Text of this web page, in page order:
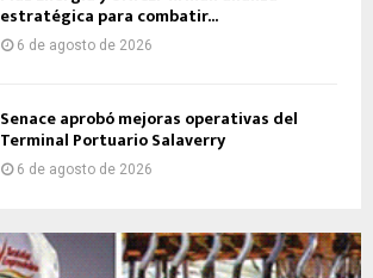
estratégica para combatir...
6 de agosto de 2026
Senace aprobó mejoras operativas del
Terminal Portuario Salaverry
6 de agosto de 2026